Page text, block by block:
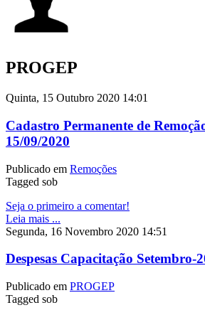
PROGEP
Quinta, 15 Outubro 2020 14:01
Cadastro Permanente de
15/09/2020
Publicado em Remoções
Tagged sob
Seja o primeiro a comentar!
Leia mais ...
Segunda, 16 Novembro 2020 14:51
Despesas Capacitação Setembro-
Publicado em PROGEP
Tagged sob